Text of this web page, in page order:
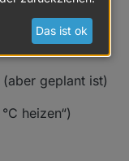
zuverlässig
geplant ist)
heizen“)
Das ist ok